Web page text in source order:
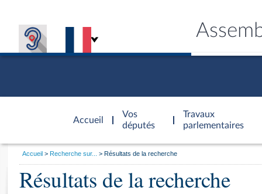
Accueil
d'accueil
Vos
députés
Travaux
parlementaires
Général
Vous
Accueil Recherche sur... Résultats de la recherche
Résultats de la recherche